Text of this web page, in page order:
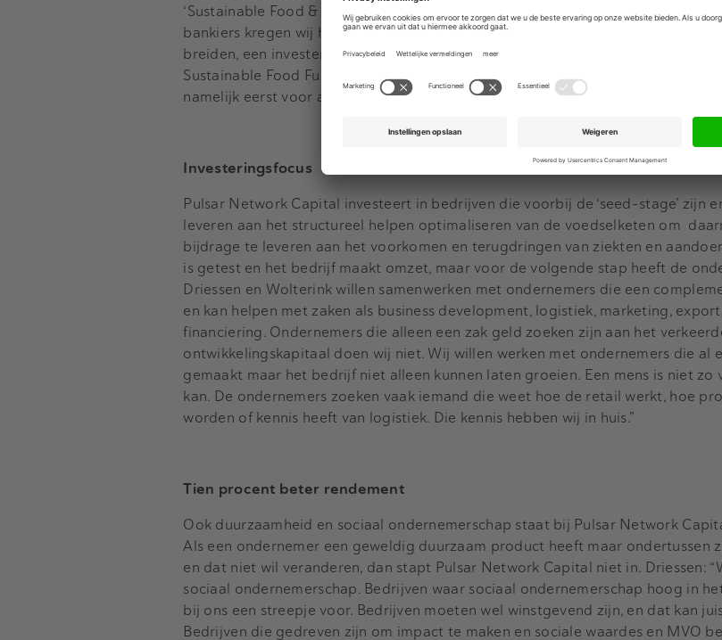
‘Sustainable Food & Nutrition’. Uit de gesprekken met de 75 aanwezige
bankiers kregen wij heel veel energie en inspiratie. Wij besloten daarop om ons
breiden, een investeringsportfolio en pijplijn te gaan opbouwen, om vervolgens
Sustainable Food Fund aan te kondigen en open te stellen voor mede-
namelijk eerst voor alle stakeholders bewijzen dat het zou werken.”
Investeringsfocus
Pulsar Network Capital investeert in bedrijven die voorbij de ‘seed-stage’ zijn
leveren aan het structureel helpen optimaliseren van de voedselketen om
bijdrage te leveren aan het voorkomen en terugdringen van ziekten en
is getest en het bedrijf maakt omzet, maar voor de volgende stap heeft de
Driessen en Wolterink willen samenwerken met ondernemers die een
en kan helpen met zaken als business development, logistiek, marketing,
financiering. Ondernemers die alleen een zak geld zoeken zijn aan het
ontwikkelingskapitaal doen wij niet. Wij willen werken met ondernemers die al
gemaakt maar het bedrijf niet alleen kunnen laten groeien. Een mens is niet zo
kan. De ondernemers zoeken vaak iemand die weet hoe de retail werkt, hoe
worden of kennis heeft van logistiek. Die kennis hebben wij in huis.”
Tien procent beter rendement
Ook duurzaamheid en sociaal ondernemerschap staat bij Pulsar Network
Als een ondernemer een geweldig duurzaam product heeft maar ondertussen
en dat niet wil veranderen, dan stapt Pulsar Network Capital niet in. Driessen:
sociaal ondernemerschap. Bedrijven waar sociaal ondernemerschap hoog in
bij ons een streepje voor. Bedrijven moeten wel winstgevend zijn, en dat kan
Bedrijven die gedreven zijn om impact te maken en sociale waardes en MVO